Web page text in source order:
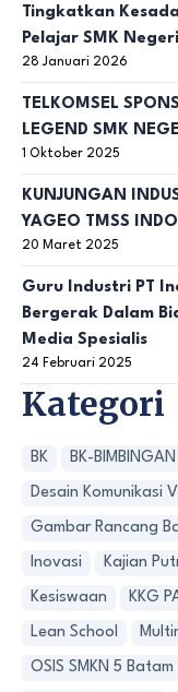
Tingkatkan
Pelajar SMK
28 Januari 2026
TELKOMSEL
LEGEND SMK
1 Oktober 2025
KUNJUNGAN
YAGEO TMSS
20 Maret 2025
Guru Industri PT
Bergerak Dalam
Media Spesialis
24 Februari 2025
Kategori
BK BK-BIMBINGAN
Desain Komunikasi
Gambar Rancang
Inovasi Kajian
Kesiswaan KKG
Lean School
OSIS SMKN 5 Batam